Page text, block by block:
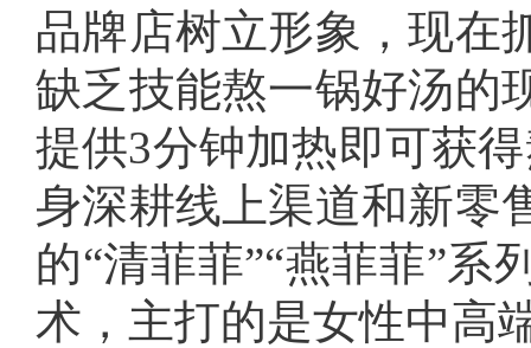
品牌店树立形象，现在
缺乏技能熬一锅好汤的
提供3分钟加热即可获
身深耕线上渠道和新零
的“清菲菲”“燕菲菲”系
术，主打的是女性中高